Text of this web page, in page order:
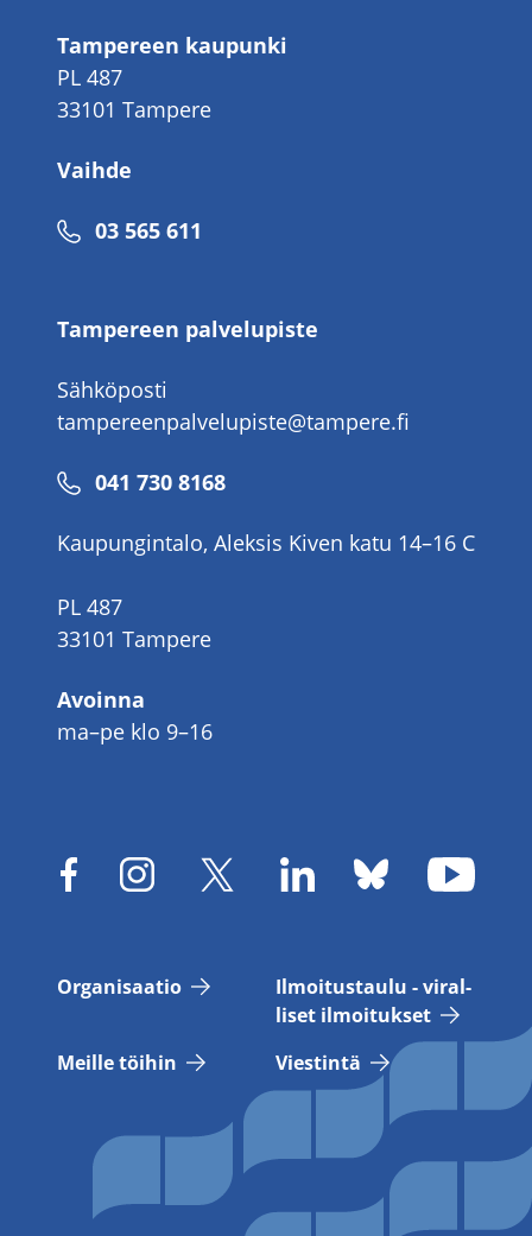
Tampereen kaupunki
PL 487
33101 Tampere
Vaihde
Puhelinnumero
03 565 611
Tampereen palvelupiste
Sähköposti
tampereenpalvelupiste@tampere.fi
Puhelinnumero
041 730 8168
Kaupungintalo, Aleksis Kiven katu 14–16 C
PL 487
33101 Tampere
Avoinna
ma–pe klo 9–16
Or­ga­ni­saa­tio
Il­moi­tus­tau­lu - vi­ral­
li­set il­moi­tuk­set
Meil­le töi­hin
Vies­tin­tä